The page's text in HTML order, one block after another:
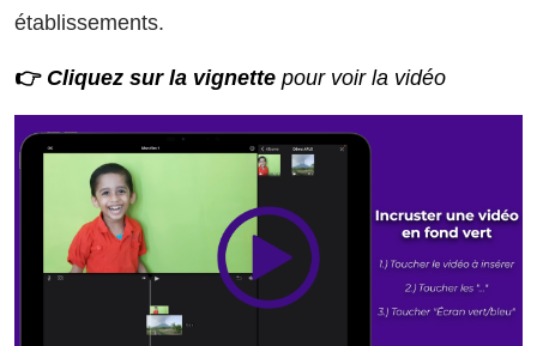
établissements.
👉Cliquez sur la vignette pour voir la vidéo